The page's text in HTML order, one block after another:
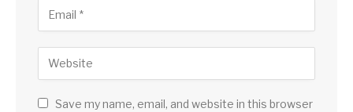
Save my name, email, and website in this browser